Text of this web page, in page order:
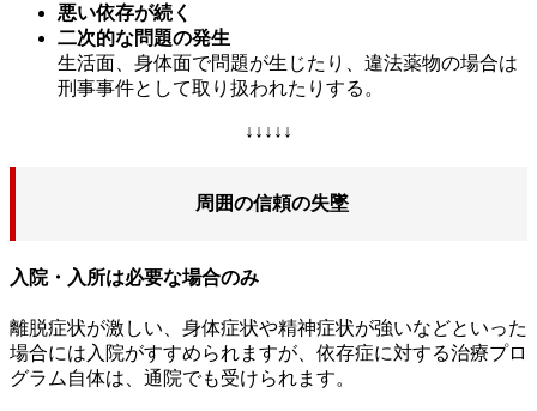
悪い依存が続く
二次的な問題の発生
生活面、身体面で問題が生じたり、違法薬物の場合は
刑事事件として取り扱われたりする。
↓↓↓↓↓
周囲の信頼の失墜
入院・入所は必要な場合のみ
離脱症状が激しい、身体症状や精神症状が強いなどといった
場合には入院がすすめられますが、依存症に対する治療プロ
グラム自体は、通院でも受けられます。